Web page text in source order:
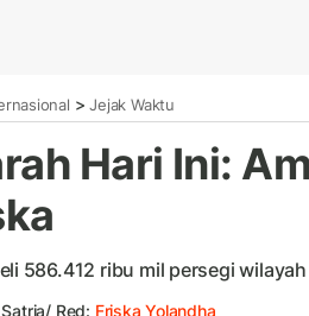
> Jejak Waktu
Hari Ini:
586.412 ribu mil persegi
Red: Friska Yolandha